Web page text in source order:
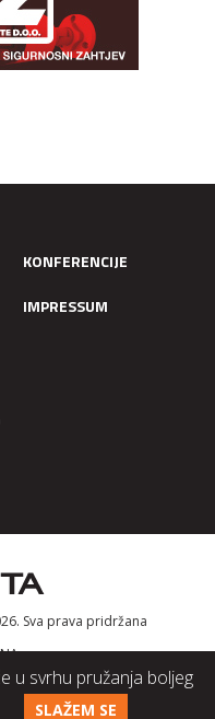
u svrhu pružanja boljeg
SLAŽEM SE
KONFERENCIJE
IMPRESSUM
Sva prava pridržana